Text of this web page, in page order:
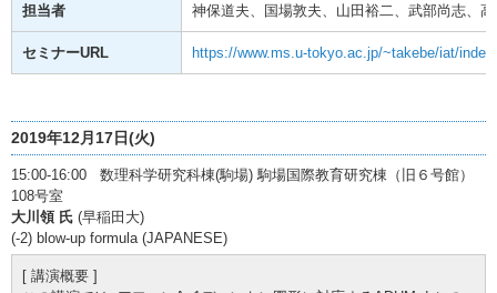
担当者 神保道夫、国場敦夫、山田裕二、武部尚志、
セミナーURL https://www.ms.u-tokyo.ac.jp/~takebe/iat/
2019年12月17日(火)
15:00-16:00 数理科学研究科棟(駒場) 駒場国際教育研究棟（旧６号館）
108号室
大川領 氏 (早稲田大)
(-2) blow-up formula (JAPANESE)
[ 講演概要 ]